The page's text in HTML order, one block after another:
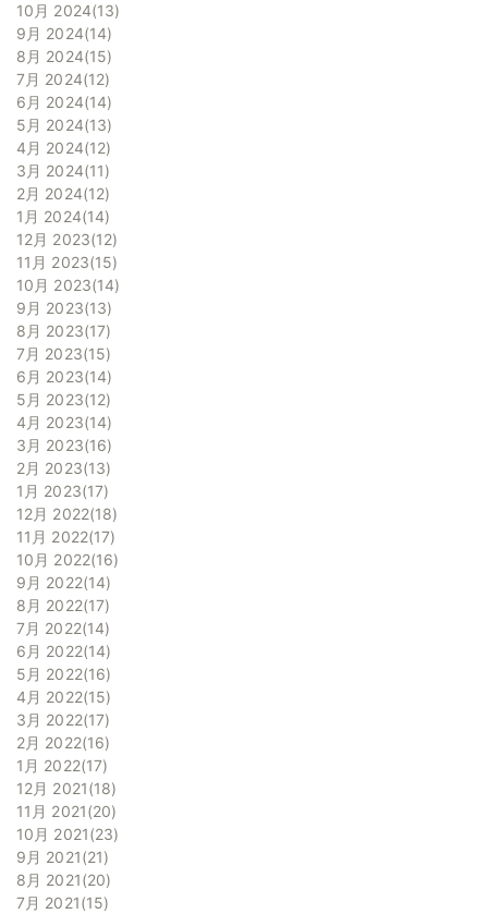
10月 2024 13
9月 2024 14
8月 2024 15
7月 2024 12
6月 2024 14
5月 2024 13
4月 2024 12
3月 2024 11
2月 2024 12
1月 2024 14
12月 2023 12
11月 2023 15
10月 2023 14
9月 2023 13
8月 2023 17
7月 2023 15
6月 2023 14
5月 2023 12
4月 2023 14
3月 2023 16
2月 2023 13
1月 2023 17
12月 2022 18
11月 2022 17
10月 2022 16
9月 2022 14
8月 2022 17
7月 2022 14
6月 2022 14
5月 2022 16
4月 2022 15
3月 2022 17
2月 2022 16
1月 2022 17
12月 2021 18
11月 2021 20
10月 2021 23
9月 2021 21
8月 2021 20
7月 2021 15